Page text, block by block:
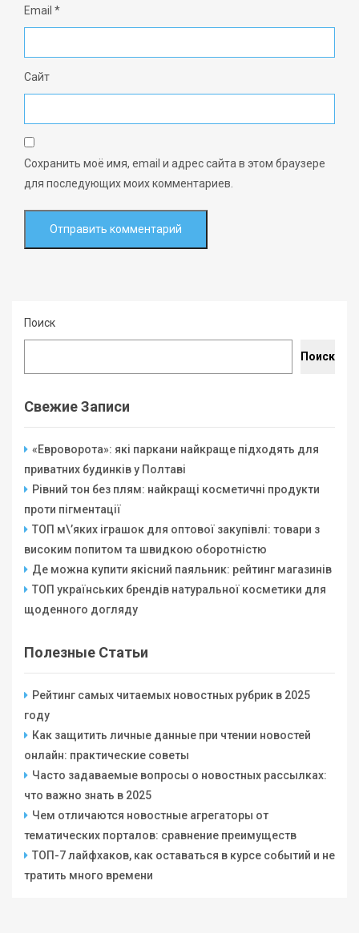
Email *
Сайт
Сохранить моё имя, email и адрес сайта в этом браузере
для последующих моих комментариев.
Поиск
Поиск
Свежие Записи
«Евроворота»: які паркани найкраще підходять для
приватних будинків у Полтаві
Рівний тон без плям: найкращі косметичні продукти
проти пігментації
ТОП м\’яких іграшок для оптової закупівлі: товари з
високим попитом та швидкою оборотністю
Де можна купити якісний паяльник: рейтинг магазинів
ТОП українських брендів натуральної косметики для
щоденного догляду
Полезные Статьи
Рейтинг самых читаемых новостных рубрик в 2025
году
Как защитить личные данные при чтении новостей
онлайн: практические советы
Часто задаваемые вопросы о новостных рассылках:
что важно знать в 2025
Чем отличаются новостные агрегаторы от
тематических порталов: сравнение преимуществ
ТОП-7 лайфхаков, как оставаться в курсе событий и не
тратить много времени